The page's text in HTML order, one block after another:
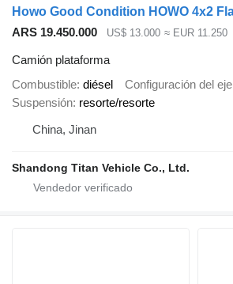
ARS 19.450.000 US$ 13.000 ≈ EUR 11.250
Camión plataforma
Combustible diésel Configuración del eje
Suspensión resorte/resorte
China, Jinan
Shandong Titan Vehicle Co., Ltd.